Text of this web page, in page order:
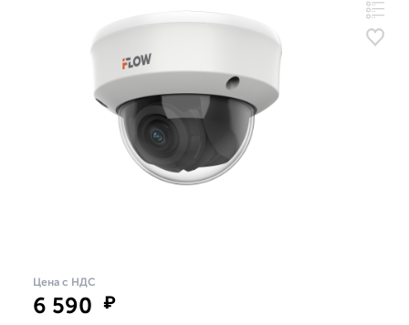
Цена с НДС
6 590 ₽